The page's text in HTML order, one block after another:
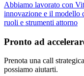
Abbiamo lavorato con
innovazione e il modello
ruoli e strumenti attorno
Pronto ad
Prenota una call
possiamo aiutarti.